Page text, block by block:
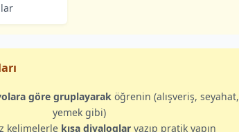
göre gruplayaraköğrenin (alışveriş, seyahat,
yemek gibi)
kelimelerle kısa diyaloglaryazıp pratik yapın